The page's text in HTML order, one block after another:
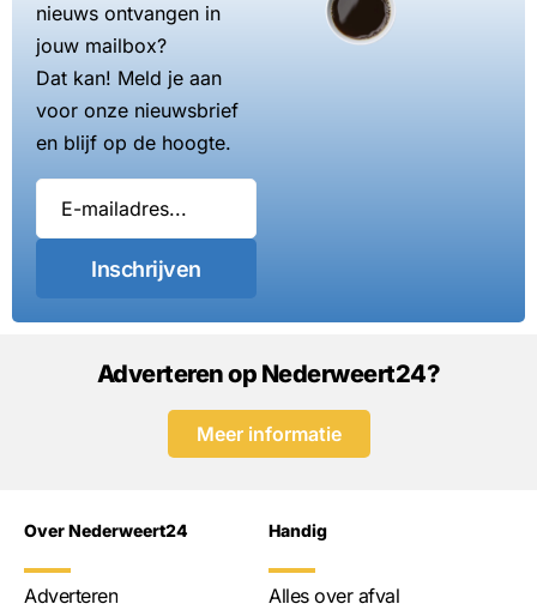
nieuws ontvangen in
jouw mailbox?
Dat kan! Meld je aan
voor onze nieuwsbrief
en blijf op de hoogte.
Inschrijven
Adverteren op Nederweert24?
Meer informatie
Over Nederweert24
Adverteren
Handig
Alles over afval